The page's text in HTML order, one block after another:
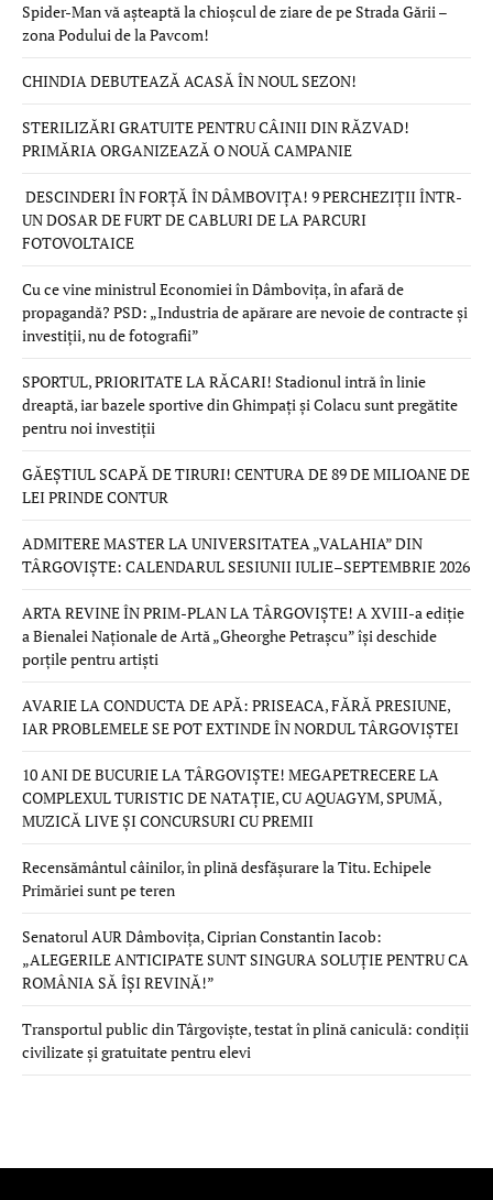
Spider-Man vă așteaptă la chioșcul de ziare de pe Strada Gării –
zona Podului de la Pavcom!
CHINDIA DEBUTEAZĂ ACASĂ ÎN NOUL SEZON!
STERILIZĂRI GRATUITE PENTRU CÂINII DIN RĂZVAD!
PRIMĂRIA ORGANIZEAZĂ O NOUĂ CAMPANIE
DESCINDERI ÎN FORȚĂ ÎN DÂMBOVIȚA! 9 PERCHEZIȚII ÎNTR-
UN DOSAR DE FURT DE CABLURI DE LA PARCURI
FOTOVOLTAICE
Cu ce vine ministrul Economiei în Dâmbovița, în afară de
propagandă? PSD: „Industria de apărare are nevoie de contracte și
investiții, nu de fotografii”
SPORTUL, PRIORITATE LA RĂCARI! Stadionul intră în linie
dreaptă, iar bazele sportive din Ghimpați și Colacu sunt pregătite
pentru noi investiții
GĂEȘTIUL SCAPĂ DE TIRURI! CENTURA DE 89 DE MILIOANE DE
LEI PRINDE CONTUR
ADMITERE MASTER LA UNIVERSITATEA „VALAHIA” DIN
TÂRGOVIȘTE: CALENDARUL SESIUNII IULIE–SEPTEMBRIE 2026
ARTA REVINE ÎN PRIM-PLAN LA TÂRGOVIȘTE! A XVIII-a ediție
a Bienalei Naționale de Artă „Gheorghe Petrașcu” își deschide
porțile pentru artiști
AVARIE LA CONDUCTA DE APĂ: PRISEACA, FĂRĂ PRESIUNE,
IAR PROBLEMELE SE POT EXTINDE ÎN NORDUL TÂRGOVIȘTEI
10 ANI DE BUCURIE LA TÂRGOVIȘTE! MEGAPETRECERE LA
COMPLEXUL TURISTIC DE NATAȚIE, CU AQUAGYM, SPUMĂ,
MUZICĂ LIVE ȘI CONCURSURI CU PREMII
Recensământul câinilor, în plină desfășurare la Titu. Echipele
Primăriei sunt pe teren
Senatorul AUR Dâmbovița, Ciprian Constantin Iacob:
„ALEGERILE ANTICIPATE SUNT SINGURA SOLUȚIE PENTRU CA
ROMÂNIA SĂ ÎȘI REVINĂ!”
Transportul public din Târgoviște, testat în plină caniculă: condiții
civilizate și gratuitate pentru elevi